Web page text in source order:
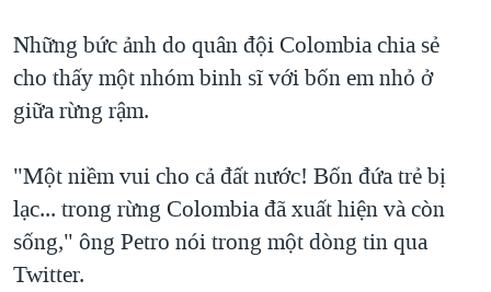
Những bức ảnh do quân đội Colombia chia sẻ
cho thấy một nhóm binh sĩ với bốn em nhỏ ở
giữa rừng rậm.
"Một niềm vui cho cả đất nước! Bốn đứa trẻ bị
lạc... trong rừng Colombia đã xuất hiện và còn
sống," ông Petro nói trong một dòng tin qua
Twitter.